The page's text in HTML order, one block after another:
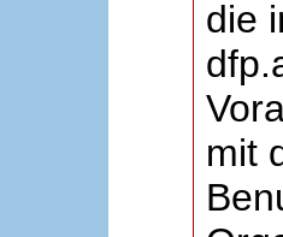
die
mit